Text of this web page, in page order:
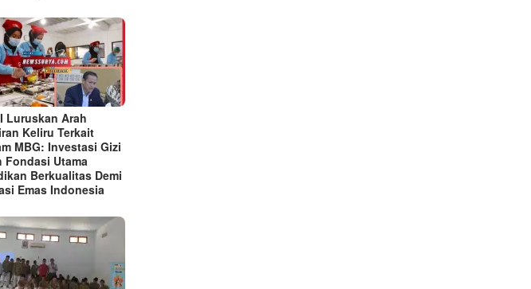
Luruskan Arah
Keliru Terkait
MBG: Investasi Gizi
Fondasi Utama
Berkualitas Demi
Emas Indonesia